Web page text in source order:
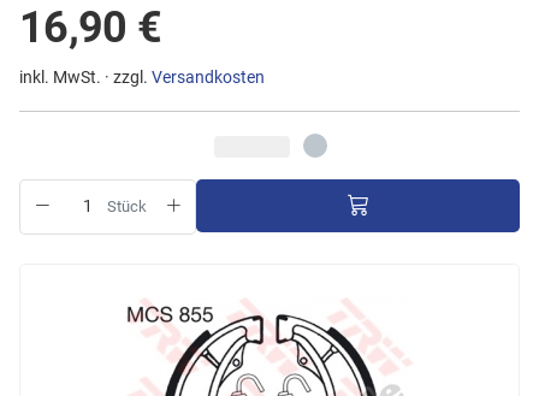
16,90 €
inkl. MwSt. · zzgl. Versandkosten
Stück